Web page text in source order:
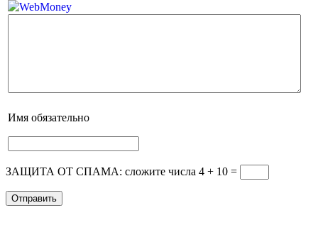
Имя обязательно
ЗАЩИТА ОТ СПАМА: сложите числа 4 + 10 =